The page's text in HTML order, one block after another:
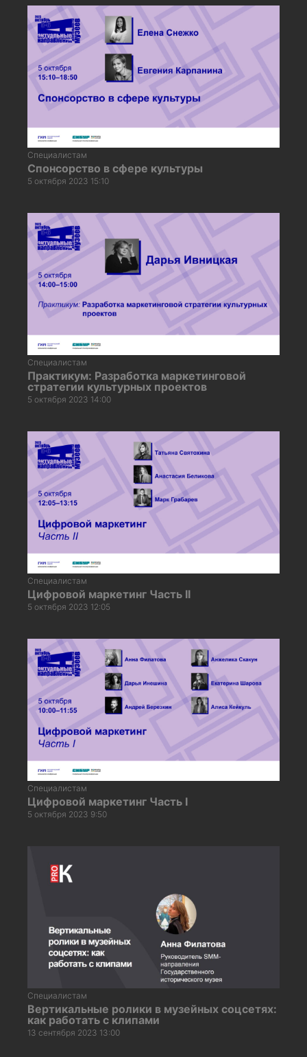
Специалистам
Спонсорство в сфере культуры
5 октября 2023 15:10
Специалистам
Практикум: Разработка маркетинговой
стратегии культурных проектов
5 октября 2023 14:00
Специалистам
Цифровой маркетинг Часть II
5 октября 2023 12:05
Специалистам
Цифровой маркетинг Часть I
5 октября 2023 9:50
Специалистам
Вертикальные ролики в музейных соцсетях:
как работать с клипами
13 сентября 2023 13:00